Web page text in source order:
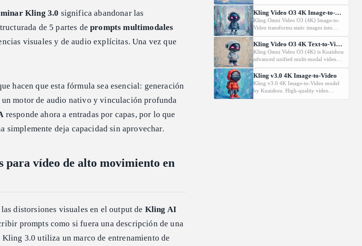
Kling 3.0 significa abandonar las
de 5 partes deprompts multimodales
visuales y de audio explícitas. Una vez que
hacen que esta fórmula sea esencial: generación
motor de audio nativo y vinculación profunda
responde ahora a entradas por capas, por lo que
simplemente deja capacidad sin aprovechar.
vídeo de alto movimiento en
distorsiones visuales en el output de Kling AI
prompts como si fuera una descripción de una
3.0 utiliza un marco de entrenamiento de
from text prompts using MVL
technology. Supports first/last frame
control and audio generation.
Kling Video O3 4K Image-to-Video
Kling Omni Video O3 (4K) Image-to-
Video transforms static images into
dynamic cinematic videos using MVL
technology. Supports first/last frame
control and audio generation.
Kling Video O3 4K Text-to-Video
Kling Omni Video O3 (4K) is Kuaishou
advanced unified multi-modal video
model with MVL (Multi-modal Visual
Language) technology. Generates high-
quality videos from text prompts with
natural motion and audio generation
Kling v3.0 4K Image-to-Video
Kling v3.0 4K Image-to-Video model
by Kuaishou. High-quality video
generation from images.